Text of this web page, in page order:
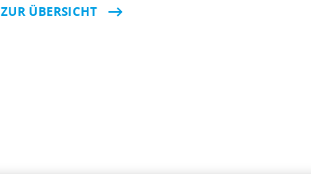
ZUR ÜBERSICHT